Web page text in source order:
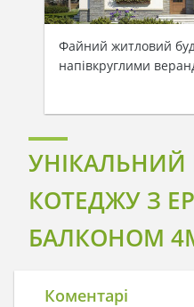
Файний житловий
напівкруглими
УНІКАЛЬНИЙ
КОТЕДЖУ З
БАЛКОНОМ
Коментарі